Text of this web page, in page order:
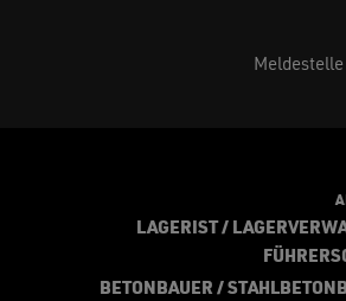
LAGERIST /
BETONBAUER /